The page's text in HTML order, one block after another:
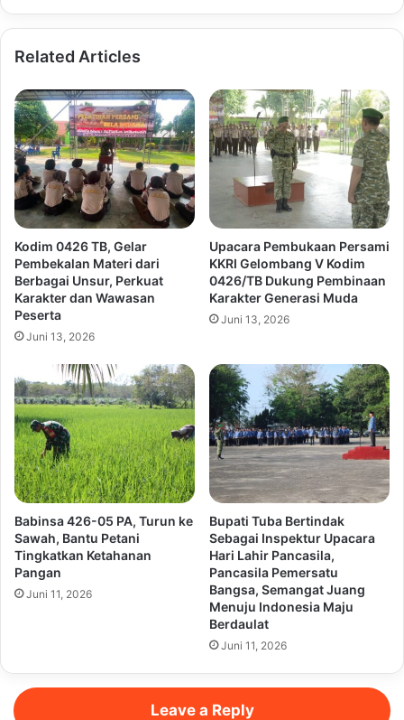
Related Articles
Kodim 0426 TB, Gelar
Pembekalan Materi dari
Berbagai Unsur, Perkuat
Karakter dan Wawasan
Peserta
Juni 13, 2026
Upacara Pembukaan Persami
KKRI Gelombang V Kodim
0426/TB Dukung Pembinaan
Karakter Generasi Muda
Juni 13, 2026
Babinsa 426-05 PA, Turun ke
Sawah, Bantu Petani
Tingkatkan Ketahanan
Pangan
Juni 11, 2026
Bupati Tuba Bertindak
Sebagai Inspektur Upacara
Hari Lahir Pancasila,
Pancasila Pemersatu
Bangsa, Semangat Juang
Menuju Indonesia Maju
Berdaulat
Juni 11, 2026
Leave a Reply